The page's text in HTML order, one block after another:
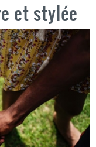
et stylée